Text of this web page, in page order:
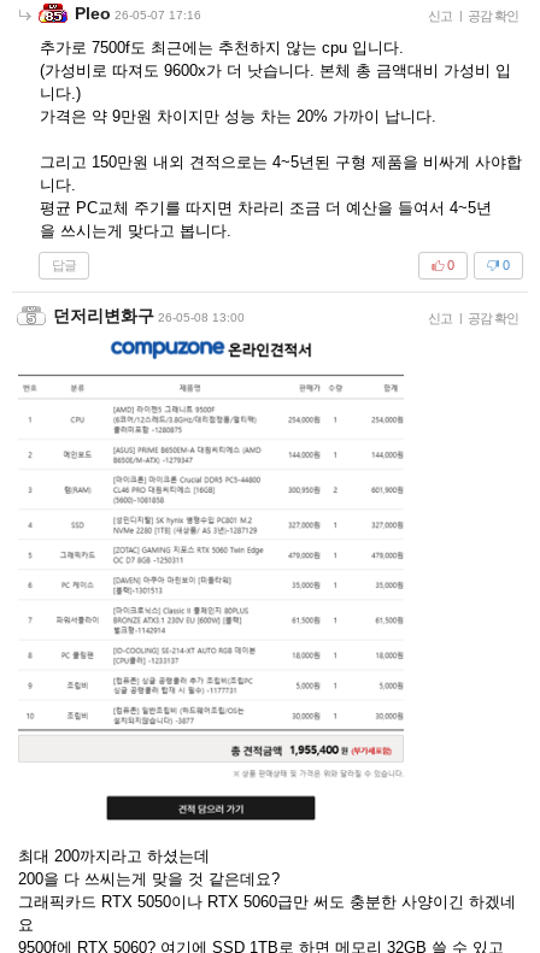
Pleo 26-05-07 17:16 신고 | 공감 확인
추가로 7500f도 최근에는 추천하지 않는 cpu 입니다.
(가성비로 따져도 9600x가 더 낫습니다. 본체 총 금액대비 가성비 입
니다.)
가격은 약 9만원 차이지만 성능 차는 20% 가까이 납니다.
그리고 150만원 내외 견적으로는 4~5년된 구형 제품을 비싸게 사야합
니다.
평균 PC교체 주기를 따지면 차라리 조금 더 예산을 들여서 4~5년
을 쓰시는게 맞다고 봅니다.
답글 0
0
던저리변화구 26-05-08 13:00 신고 | 공감 확인
최대 200까지라고 하셨는데
200을 다 쓰씨는게 맞을 것 같은데요?
그래픽카드 RTX 5050이나 RTX 5060급만 써도 충분한 사양이긴 하겠네
요
9500f에 RTX 5060? 여기에 SSD 1TB로 하면 메모리 32GB 쓸 수 있고